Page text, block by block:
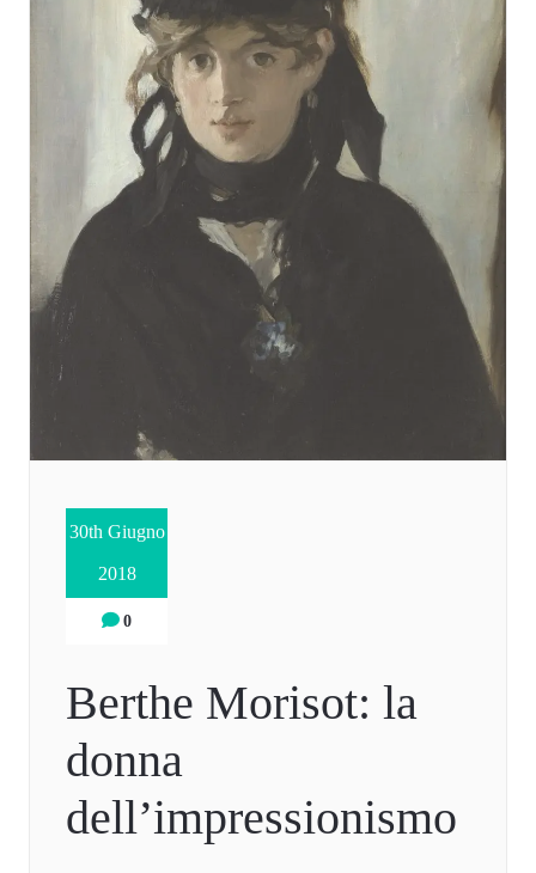
30th Giugno
2018
0
Berthe Morisot: la
donna
dell’impressionismo